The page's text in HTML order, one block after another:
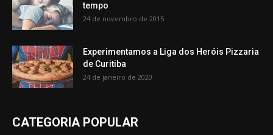
tempo
24 de novembro de 2015
Experimentamos a Liga dos Heróis Pizzaria
de Curitiba
24 de janeiro de 2020
CATEGORIA POPULAR